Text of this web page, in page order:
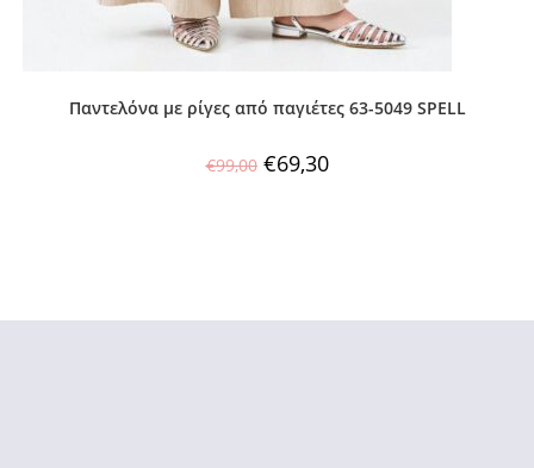
Παντελόνα με ρίγες από παγιέτες 63-5049 SPELL
€99,00 €69,30